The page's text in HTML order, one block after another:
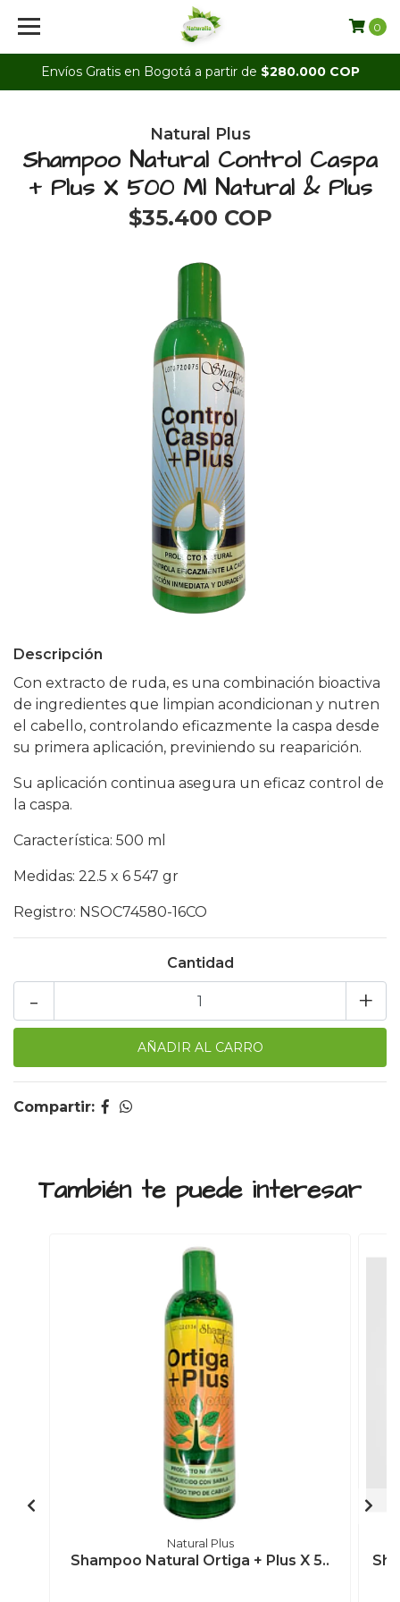
Envíos Gratis en Bogotá a partir de $280.000 COP
0
Natural Plus
Shampoo Natural Control Caspa
+ Plus X 500 Ml Natural & Plus
$35.400 COP
Descripción
Con extracto de ruda, es una combinación bioactiva
de ingredientes que limpian acondicionan y nutren
el cabello, controlando eficazmente la caspa desde
su primera aplicación, previniendo su reaparición.
Su aplicación continua asegura un eficaz control de
la caspa.
Característica: 500 ml
Medidas: 22.5 x 6 547 gr
Registro: NSOC74580-16CO
Cantidad
+
-
Compartir:
También te puede interesar
Natural Plus
Shampoo Natural Ortiga + Plus X 5..